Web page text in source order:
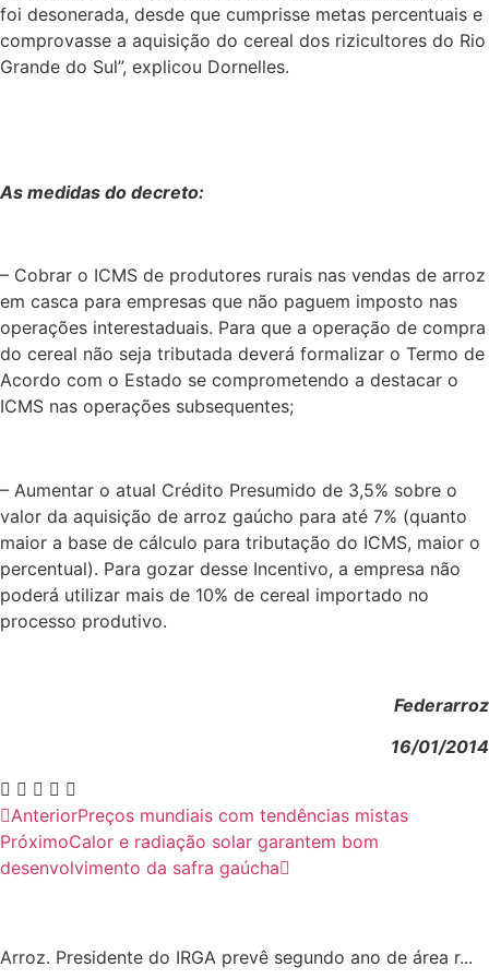
foi desonerada, desde que cumprisse metas percentuais e
comprovasse a aquisição do cereal dos rizicultores do Rio
Grande do Sul”, explicou Dornelles.
As medidas do decreto:
– Cobrar o ICMS de produtores rurais nas vendas de arroz
em casca para empresas que não paguem imposto nas
operações interestaduais. Para que a operação de compra
do cereal não seja tributada deverá formalizar o Termo de
Acordo com o Estado se comprometendo a destacar o
ICMS nas operações subsequentes;
– Aumentar o atual Crédito Presumido de 3,5% sobre o
valor da aquisição de arroz gaúcho para até 7% (quanto
maior a base de cálculo para tributação do ICMS, maior o
percentual). Para gozar desse Incentivo, a empresa não
poderá utilizar mais de 10% de cereal importado no
processo produtivo.
Federarroz
16/01/2014
AnteriorPreços mundiais com tendências mistas
PróximoCalor e radiação solar garantem bom
desenvolvimento da safra gaúcha
Arroz. Presidente do IRGA prevê segundo ano de área r...